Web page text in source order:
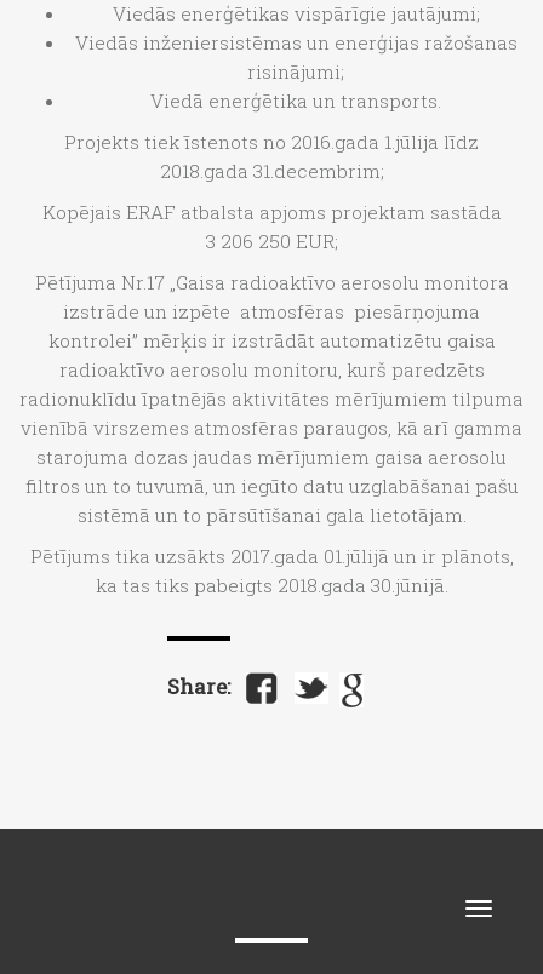
Viedās enerģētikas vispārīgie jautājumi;
Viedās inženiersistēmas un enerģijas ražošanas
risinājumi;
Viedā enerģētika un transports.
Projekts tiek īstenots no 2016.gada 1.jūlija līdz
2018.gada 31.decembrim;
Kopējais ERAF atbalsta apjoms projektam sastāda
3 206 250 EUR;
Pētījuma Nr.17 „Gaisa radioaktīvo aerosolu monitora
izstrāde un izpēte atmosfēras piesārņojuma
kontrolei” mērķis ir izstrādāt automatizētu gaisa
radioaktīvo aerosolu monitoru, kurš paredzēts
radionuklīdu īpatnējās aktivitātes mērījumiem tilpuma
vienībā virszemes atmosfēras paraugos, kā arī gamma
starojuma dozas jaudas mērījumiem gaisa aerosolu
filtros un to tuvumā, un iegūto datu uzglabāšanai pašu
sistēmā un to pārsūtīšanai gala lietotājam.
Pētījums tika uzsākts 2017.gada 01.jūlijā un ir plānots,
ka tas tiks pabeigts 2018.gada 30.jūnijā.
Share:
Toggle